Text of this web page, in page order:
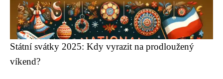
Státní svátky 2025: Kdy vyrazit na prodloužený
víkend?